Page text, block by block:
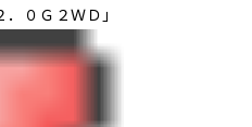
０Ｇ２ＷＤ」